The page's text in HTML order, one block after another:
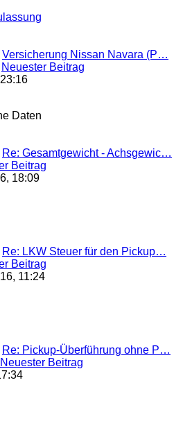
Versicherung Nissan Navara (P…
Neuester Beitrag
Daten
Re: Gesamtgewicht - Achsgewic…
Beitrag
18:09
Re: LKW Steuer für den Pickup…
Beitrag
11:24
Re: Pickup-Überführung ohne P…
Neuester Beitrag